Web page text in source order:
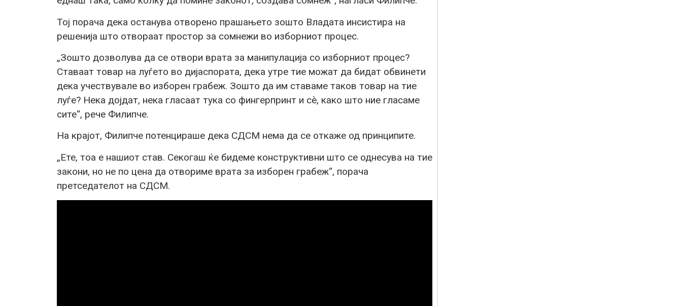
Тој порача дека останува отворено прашањето зошто Владата инсистира на
решенија што отвораат простор за сомнежи во изборниот процес.
„Зошто дозволува да се отвори врата за манипулација со изборниот процес?
Ставаат товар на луѓето во дијаспората, дека утре тие можат да бидат обвинети
дека учествувале во изборен грабеж. Зошто да им ставаме таков товар на тие
луѓе? Нека дојдат, нека гласаат тука со фингерпринт и сè, како што ние гласаме
сите“, рече Филипче.
На крајот, Филипче потенцираше дека СДСМ нема да се откаже од принципите.
„Ете, тоа е нашиот став. Секогаш ќе бидеме конструктивни што се однесува на тие
закони, но не по цена да отвориме врата за изборен грабеж“, порача
претседателот на СДСМ.